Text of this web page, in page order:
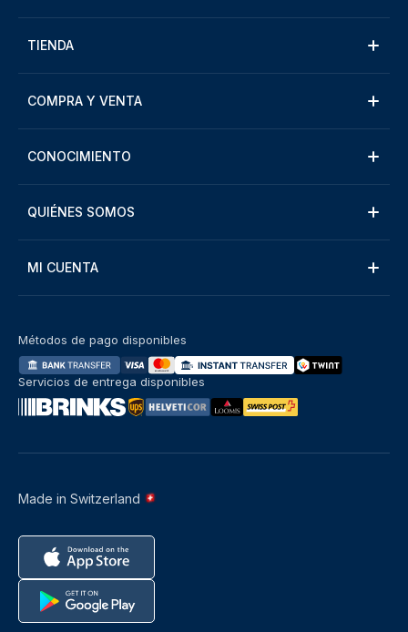
TIENDA
COMPRA Y VENTA
CONOCIMIENTO
QUIÉNES SOMOS
MI CUENTA
Made in Switzerland
Métodos de pago disponibles
Servicios de entrega disponibles